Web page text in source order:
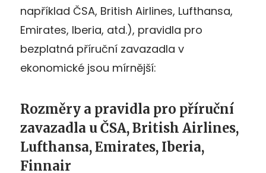
například ČSA, British Airlines, Lufthansa,
Emirates, Iberia, atd.), pravidla pro
bezplatná příruční zavazadla v
ekonomické jsou mírnější:
Rozměry a pravidla pro příruční
zavazadla u ČSA, British Airlines,
Lufthansa, Emirates, Iberia,
Finnair